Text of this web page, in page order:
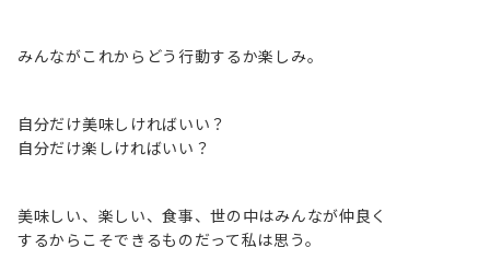
みんながこれからどう行動するか楽しみ。
自分だけ美味しければいい？
自分だけ楽しければいい？
美味しい、楽しい、食事、世の中はみんなが仲良く
するからこそできるものだって私は思う。